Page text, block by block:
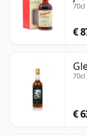
70cl
€
70cl
€